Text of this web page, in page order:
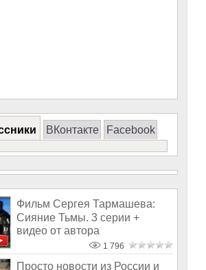
ВКонтакте Facebook
Фильм Сергея Тармашева:
Сияние Тьмы. 3 серии +
видео от автора
1 796
Просто новости из России и